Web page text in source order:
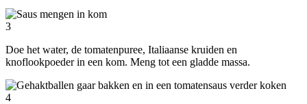
3
Doe het water, de tomatenpuree, Italiaanse kruiden en
knoflookpoeder in een kom. Meng tot een gladde massa.
4